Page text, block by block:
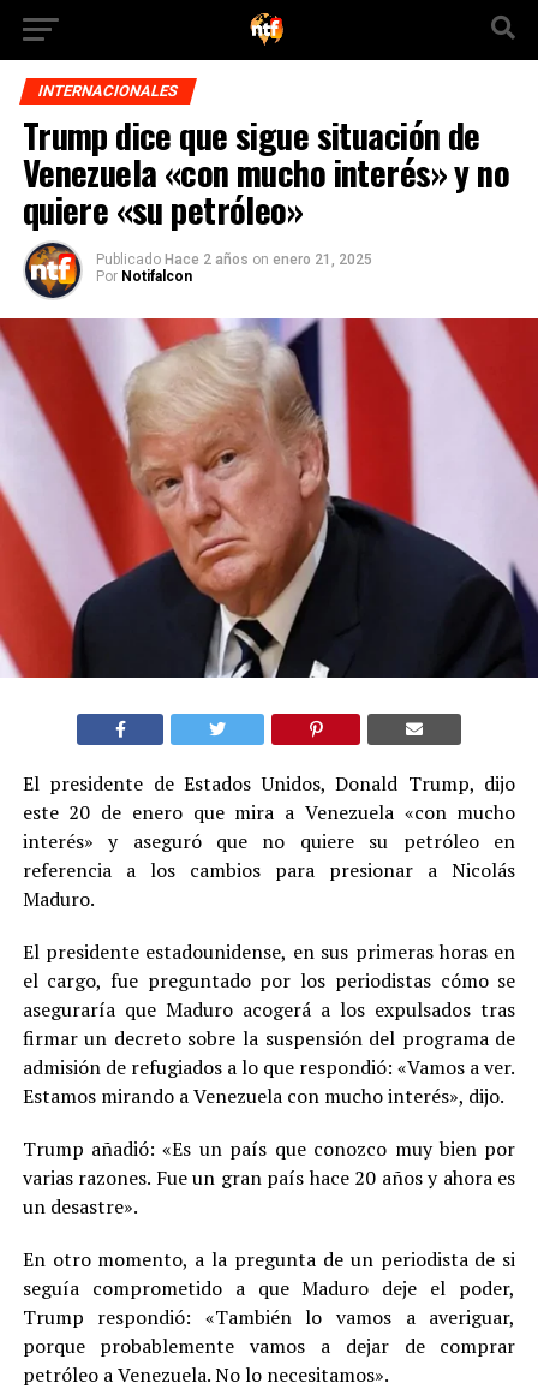
INTERNACIONALES
Trump dice que sigue situación de
Venezuela «con mucho interés» y no
quiere «su petróleo»
Publicado Hace 2 años on enero 21, 2025
Por Notifalcon
El presidente de Estados Unidos, Donald Trump, dijo
este 20 de enero que mira a Venezuela «con mucho
interés» y aseguró que no quiere su petróleo en
referencia a los cambios para presionar a Nicolás
Maduro.
El presidente estadounidense, en sus primeras horas en
el cargo, fue preguntado por los periodistas cómo se
aseguraría que Maduro acogerá a los expulsados tras
firmar un decreto sobre la suspensión del programa de
admisión de refugiados a lo que respondió: «Vamos a ver.
Estamos mirando a Venezuela con mucho interés», dijo.
Trump añadió: «Es un país que conozco muy bien por
varias razones. Fue un gran país hace 20 años y ahora es
un desastre».
En otro momento, a la pregunta de un periodista de si
seguía comprometido a que Maduro deje el poder,
Trump respondió: «También lo vamos a averiguar,
porque probablemente vamos a dejar de comprar
petróleo a Venezuela. No lo necesitamos».